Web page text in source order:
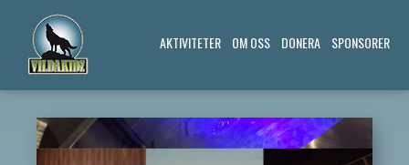
AKTIVITETER OM OSS DONERA SPONSORER